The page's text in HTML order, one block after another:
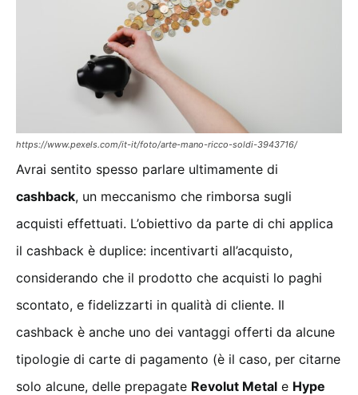
https://www.pexels.com/it-it/foto/arte-mano-ricco-soldi-3943716/
Avrai sentito spesso parlare ultimamente di
cashback, un meccanismo che rimborsa sugli
acquisti effettuati. L’obiettivo da parte di chi applica
il cashback è duplice: incentivarti all’acquisto,
considerando che il prodotto che acquisti lo paghi
scontato, e fidelizzarti in qualità di cliente. Il
cashback è anche uno dei vantaggi offerti da alcune
tipologie di carte di pagamento (è il caso, per citarne
solo alcune, delle prepagate Revolut Metal e Hype